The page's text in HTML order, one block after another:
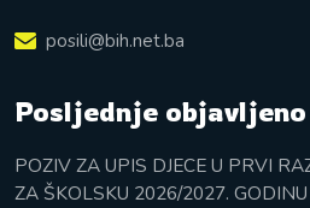
posili@bih.net.ba
Posljednje objavljeno
POZIV ZA UPIS DJECE U PRVI
ZA ŠKOLSKU 2026/2027. GODINU